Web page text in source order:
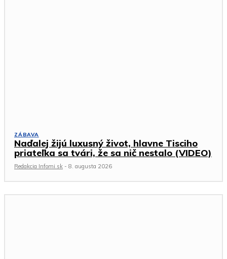
ZÁBAVA
Naďalej žijú luxusný život, hlavne Tisciho
priateľka sa tvári, že sa nič nestalo (VIDEO)
Redakcia Infomi.sk - 8. augusta 2026